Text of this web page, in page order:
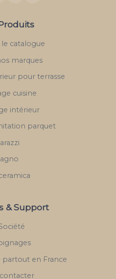
catalogue
marques
pour terrasse
cuisine
intérieur
parquet
& Support
partout en France